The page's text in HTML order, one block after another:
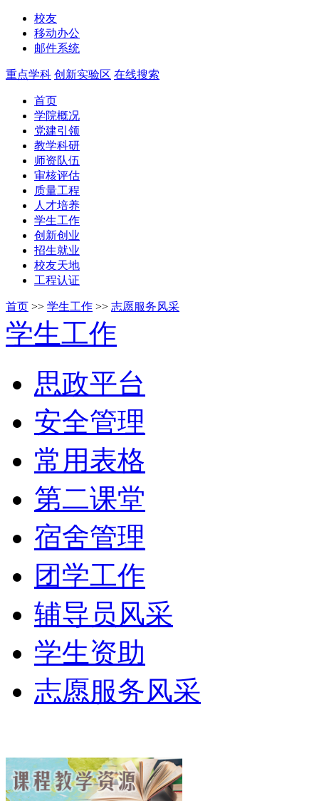
校友
移动办公
邮件系统
重点学科 创新实验区 在线搜索
首页
学院概况
党建引领
教学科研
师资队伍
审核评估
质量工程
人才培养
学生工作
创新创业
招生就业
校友天地
工程认证
首页 >> 学生工作 >> 志愿服务风采
学生工作
思政平台
安全管理
常用表格
第二课堂
宿舍管理
团学工作
辅导员风采
学生资助
志愿服务风采